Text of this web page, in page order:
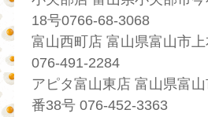
18号0766-68-3068
富山西町店 富山県富山市
076-491-2284
アピタ富山東店 富山県富
番38号 076-452-3363